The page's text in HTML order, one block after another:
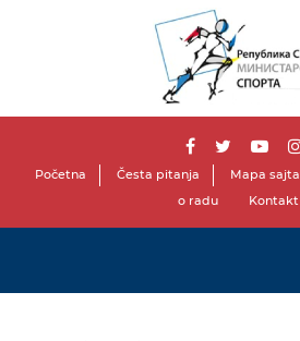
Početna Česta pitanja Mapa sajta
o radu
Kontakt